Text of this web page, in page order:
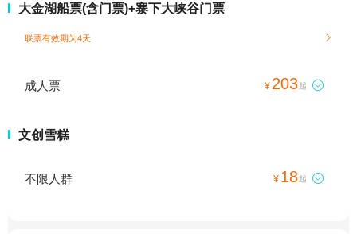
大金湖船票(含门票)+寨下大峡谷门票
联票有效期为4天 
成人票 ¥ 203起 
文创雪糕
不限人群 ¥ 18起 